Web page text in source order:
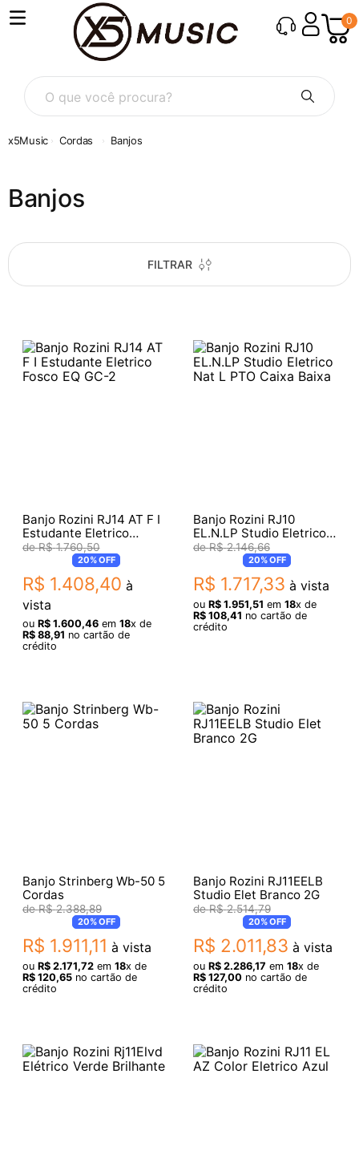
0
O que você procura?
Cordas Banjos
Banjos
FILTRAR
Banjo Rozini RJ14 AT F I
Estudante Eletrico
Fosco EQ GC-2
R$ 1.760,50
20%OFF
R$ 1.408,40 à
vista
ou R$ 1.600,46em 18x de
R$ 88,91 no cartão de
crédito
Banjo Rozini RJ10
EL.N.LP Studio Eletrico
Nat L PTO Caixa Baixa
R$ 2.146,66
20%OFF
R$ 1.717,33 à vista
ou R$ 1.951,51 em 18x de
R$ 108,41 no cartão de
crédito
Banjo Strinberg Wb-50 5
Cordas
R$ 2.388,89
20%OFF
R$ 1.911,11 à vista
ou R$ 2.171,72em 18x de
R$ 120,65no cartão de
crédito
Banjo Rozini RJ11EELB
Studio Elet Branco 2G
R$ 2.514,79
20%OFF
R$ 2.011,83 à vista
ou R$ 2.286,17 em 18x de
R$ 127,00no cartão de
crédito